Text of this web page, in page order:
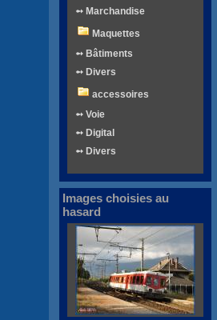
➻ Marchandise
Maquettes
➻ Bâtiments
➻ Divers
accessoires
➻ Voie
➻ Digital
➻ Divers
Images choisies au
hasard